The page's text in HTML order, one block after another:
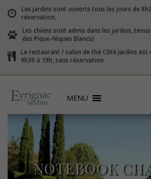
Les jardins sont ouverts tous les jours de
réservation.
Les chiens sont admis dans les jardins,
des Pique-Niques Blancs)
Le restaurant / salon de thé Côté Jardins
9h30 à 19h, sans réservation.
MENU
NOTEBOOK